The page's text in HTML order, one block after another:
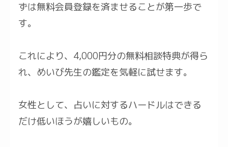
ずは無料会員登録を済ませることが第一歩で
す。
これにより、4,000円分の無料相談特典が得ら
れ、めいび先生の鑑定を気軽に試せます。
女性として、占いに対するハードルはできる
だけ低いほうが嬉しいもの。